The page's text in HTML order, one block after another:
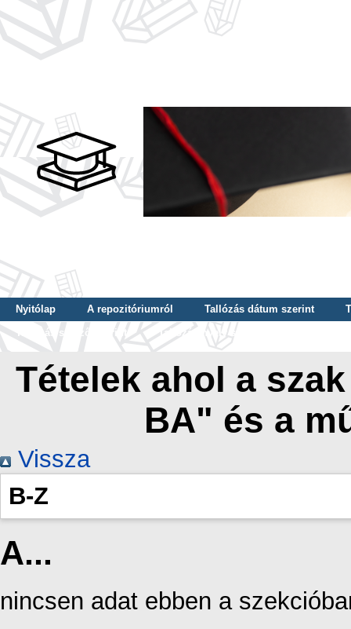
Nyitólap A repozitóriumról Tallózás dátum szerint
Tallózás szerző szerint
Tallózás nyelv szerint
Tételek ahol a
BA" és a
Vissza
B-Z
A...
nincsen adat ebben a